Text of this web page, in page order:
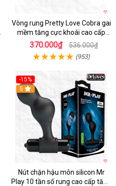
Vòng rung Pretty Love Cobra gai
mềm tăng cực khoái cao cấp
chính hãng
370.000₫ 536.000₫
(953)
-15%
Hot
5
Nút chặn hậu môn silicon Mr
Play 10 tần số rung cao cấp tăng